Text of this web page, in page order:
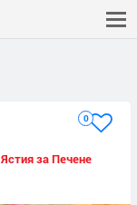
0
Ястия за Печене